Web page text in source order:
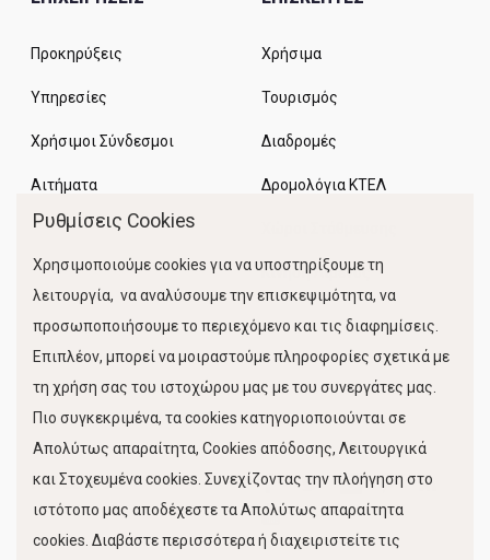
Προκηρύξεις
Υπηρεσίες
Χρήσιμοι Σύνδεσμοι
Αιτήματα
Χρήσιμα
Τουρισμός
Διαδρομές
Δρομολόγια ΚΤΕΛ
Κίνηση Λιμένος
FOLLOW US
Ρυθμίσεις Cookies
Χρησιμοποιούμε cookies για να υποστηρίξουμε τη
λειτουργία, να αναλύσουμε την επισκεψιμότητα, να
προσωποποιήσουμε το περιεχόμενο και τις διαφημίσεις.
Επιπλέον, μπορεί να μοιραστούμε πληροφορίες σχετικά με
τη χρήση σας του ιστοχώρου μας με του συνεργάτες μας.
Πιο συγκεκριμένα, τα cookies κατηγοριοποιούνται σε
Απολύτως απαραίτητα, Cookies απόδοσης, Λειτουργικά
και Στοχευμένα cookies. Συνεχίζοντας την πλοήγηση στο
ιστότοπο μας αποδέχεστε τα Απολύτως απαραίτητα
cookies. Διαβάστε περισσότερα ή διαχειριστείτε τις